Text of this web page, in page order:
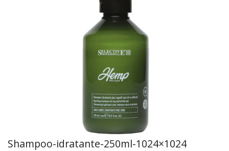
Shampoo-idratante-250ml-1024×1024